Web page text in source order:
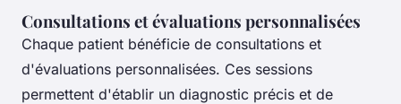
Consultations et évaluations personnalisées
Chaque patient bénéficie de consultations et
d'évaluations personnalisées. Ces sessions
permettent d'établir un diagnostic précis et de